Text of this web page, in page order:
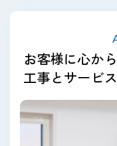
お客様に心か
工事とサービ